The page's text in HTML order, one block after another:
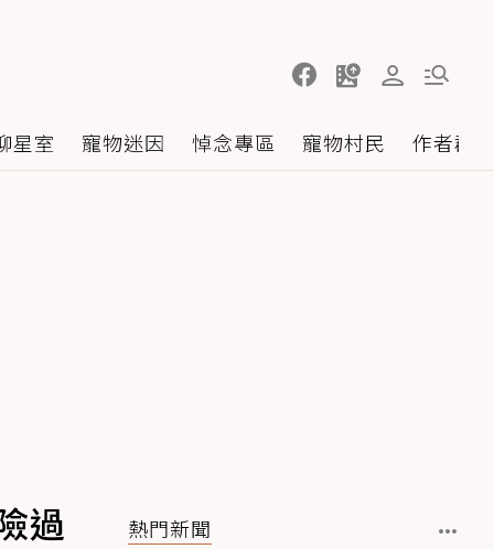
星室 寵物迷因 悼念專區 寵物村民 作者群
過
熱門新聞